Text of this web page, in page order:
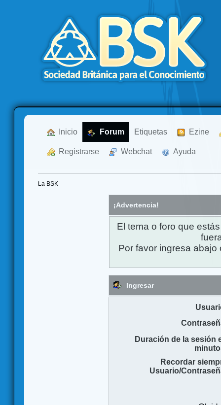
Inicio Forum Etiquetas Ezine
Registrarse Webchat Ayuda
La BSK
¡Advertencia!
El tema o foro que
Por favor ingresa
Ingresar
Duración de la sesión
Recordar
Usuario/